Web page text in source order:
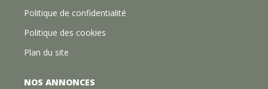
Politique de confidentialité
Politique des cookies
Plan du site
NOS ANNONCES